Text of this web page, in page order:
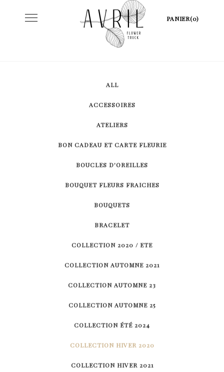
Toggle PANIER(0)
ALL
ACCESSOIRES
ATELIERS
BON CADEAU ET CARTE FLEURIE
BOUCLES D'OREILLES
BOUQUET FLEURS FRAICHES
BOUQUETS
BRACELET
COLLECTION 2020 / ETE
COLLECTION AUTOMNE 2021
COLLECTION AUTOMNE 23
COLLECTION AUTOMNE 25
COLLECTION ÉTÉ 2024
COLLECTION HIVER 2020
COLLECTION HIVER 2021